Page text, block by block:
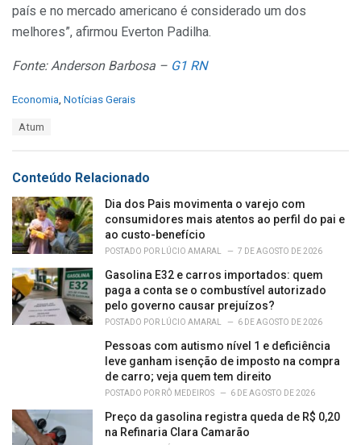
país e no mercado americano é considerado um dos
melhores”, afirmou Everton Padilha.
Fonte: Anderson Barbosa – G1 RN
C
o
r
i
e
s
:
Economia, Notícias Gerais
:
Atum
Conteúdo Relacionado
Dia dos Pais movimenta o varejo com
consumidores mais atentos ao perfil do pai e
ao custo-benefício
POSTADO POR LÚCIO AMARAL 7 DE AGOSTO DE 2026
Gasolina E32 e carros importados: quem
paga a conta se o combustível autorizado
pelo governo causar prejuízos?
POSTADO POR LÚCIO AMARAL 6 DE AGOSTO DE 2026
Pessoas com autismo nível 1 e deficiência
leve ganham isenção de imposto na compra
de carro; veja quem tem direito
POSTADO POR RÔ MEDEIROS 6 DE AGOSTO DE 2026
Preço da gasolina registra queda de R$ 0,20
na Refinaria Clara Camarão